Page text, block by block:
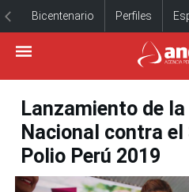
Bicentenario Perfiles
Lanzamiento de
Nacional contra
Polio Perú 2019